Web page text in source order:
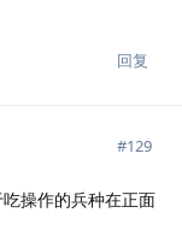
回复
#129
操作的兵种在正面